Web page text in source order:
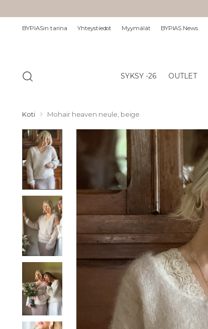
BYPIASin tarina Yhteystiedot Myymälät BYPIAS News
SYKSY -26 OUTLET
Koti Mohair heaven neule, beige